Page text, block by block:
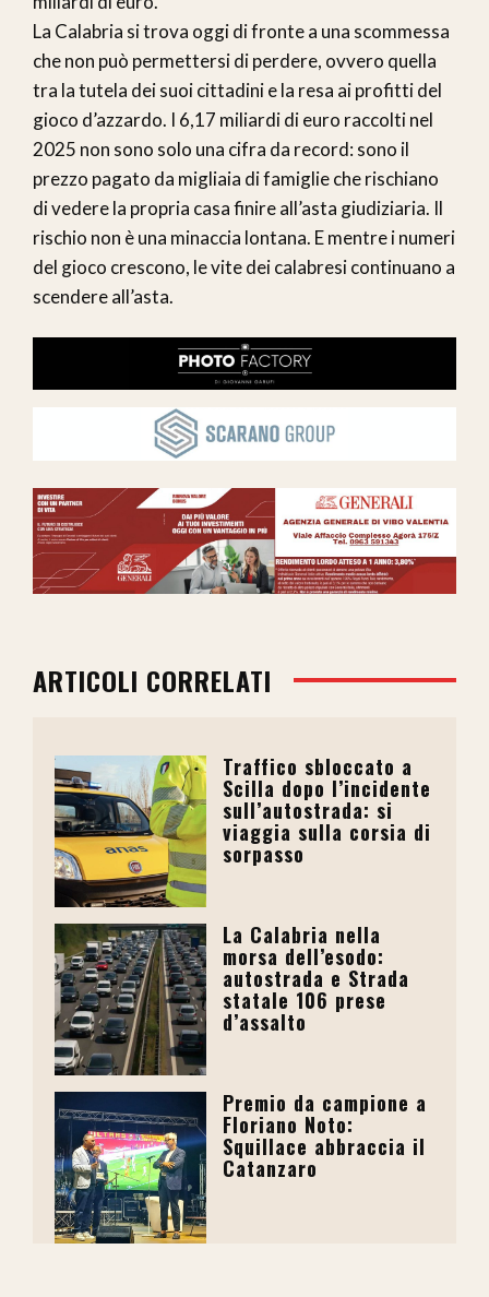
La Calabria si trova oggi di fronte a una scommessa
che non può permettersi di perdere, ovvero quella
tra la tutela dei suoi cittadini e la resa ai profitti del
gioco d’azzardo. I 6,17 miliardi di euro raccolti nel
2025 non sono solo una cifra da record: sono il
prezzo pagato da migliaia di famiglie che rischiano
di vedere la propria casa finire all’asta giudiziaria. Il
rischio non è una minaccia lontana. E mentre i numeri
del gioco crescono, le vite dei calabresi continuano a
scendere all’asta.
ARTICOLI CORRELATI
Traffico sbloccato a
Scilla dopo l’incidente
sull’autostrada: si
viaggia sulla corsia di
sorpasso
La Calabria nella
morsa dell’esodo:
autostrada e Strada
statale 106 prese
d’assalto
Premio da campione a
Floriano Noto:
Squillace abbraccia il
Catanzaro